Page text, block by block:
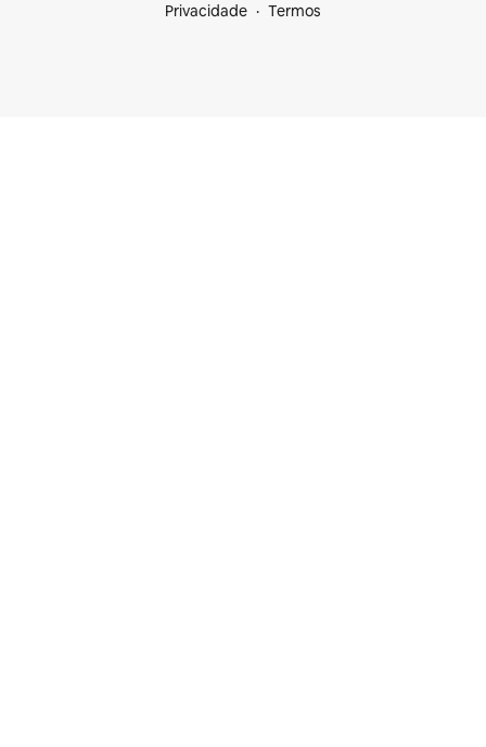
Privacidade
Termos